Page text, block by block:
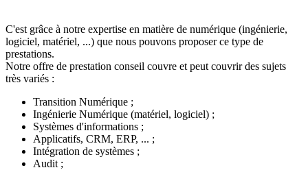
C'est grâce à notre expertise en matière de numérique (ingénierie,
logiciel, matériel, ...) que nous pouvons proposer ce type de
prestations.
Notre offre de prestation conseil couvre et peut couvrir des sujets
très variés :
Transition Numérique ;
Ingénierie Numérique (matériel, logiciel) ;
Systèmes d'informations ;
Applicatifs, CRM, ERP, ... ;
Intégration de systèmes ;
Audit ;